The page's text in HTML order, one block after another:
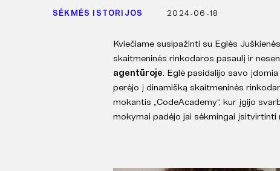
SĖKMĖS ISTORIJOS 2024-06-18
Kviečiame susipažinti su Eglės
skaitmeninės rinkodaros pasaulį ir
agentūroje. Eglė pasidalijo savo
perėjo į dinamišką skaitmeninės
mokantis „CodeAcademy“, kur įgijo
mokymai padėjo jai sėkmingai įsitvirtinti